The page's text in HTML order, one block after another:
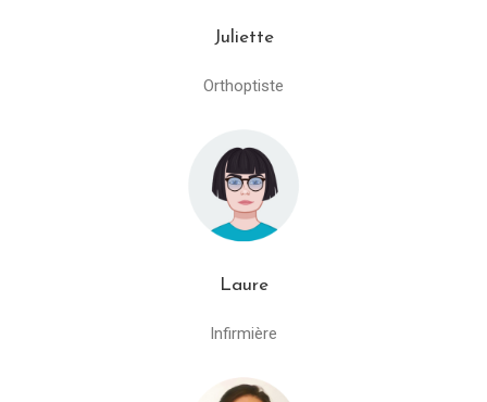
Juliette
Orthoptiste
Laure
Infirmière